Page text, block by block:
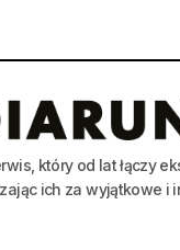
który od lat łączy
ich za wyjątkowe i